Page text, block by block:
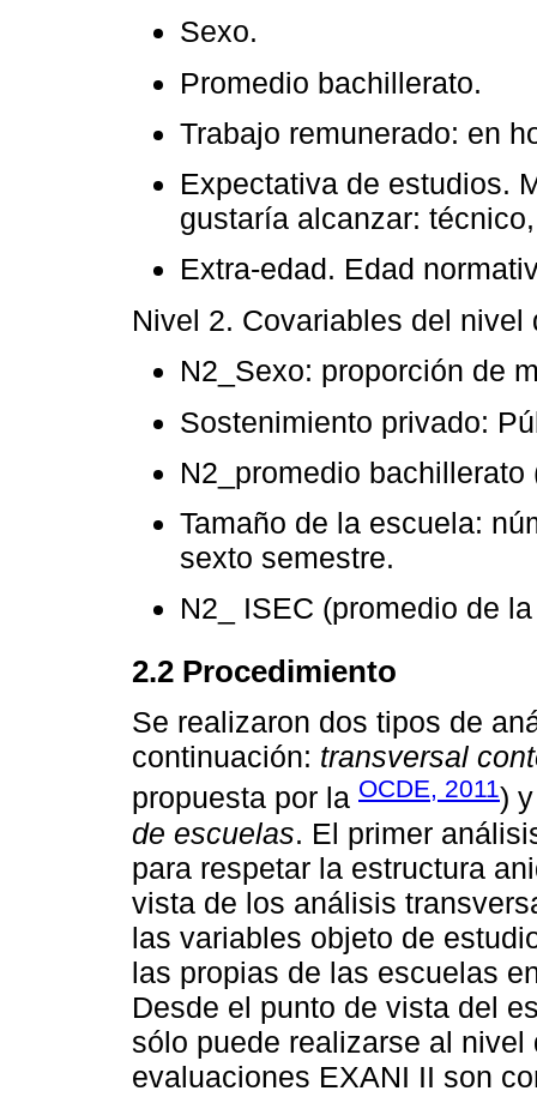
Sexo.
Promedio bachillerato.
Trabajo remunerado: en
Expectativa de estudios.
gustaría alcanzar:
Extra-edad. Edad
Nivel 2. Covariables del nivel
N2_Sexo: proporción de
Sostenimiento privado:
N2_promedio
Tamaño de la escuela:
sexto semestre.
N2_ ISEC (promedio de
2.2 Procedimiento
Se realizaron dos tipos de
continuación: transversal
propuesta por la OCDE, 2011)
de escuelas. El primer
para respetar la estructura
vista de los análisis
las variables objeto de
las propias de las escuelas
Desde el punto de vista del
sólo puede realizarse al
evaluaciones EXANI II son